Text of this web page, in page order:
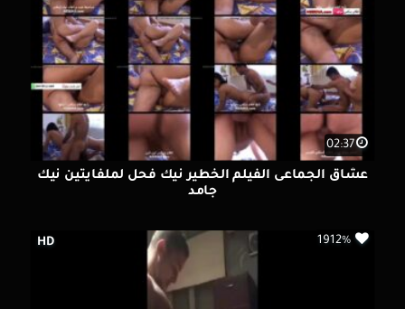
02:37
عشاق الجماعى الفيلم الخطير نيك فحل لملفايتين نيك
جامد
HD 1912%